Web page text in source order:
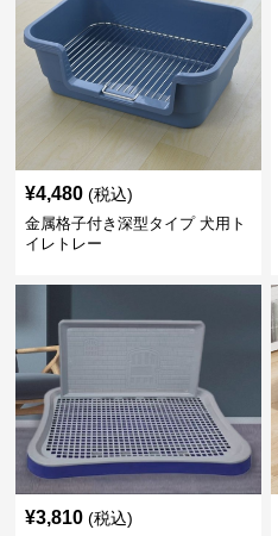
¥4,480 (税込)
金属格子付き深型タイプ 犬用ト
イレトレー
¥3,810 (税込)